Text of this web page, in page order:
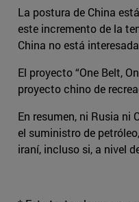
La postura de China
este incremento de la
China no está interesada
El proyecto “One Belt,
proyecto chino de
En resumen, ni Rusia ni
el suministro de
iraní, incluso si, a nivel